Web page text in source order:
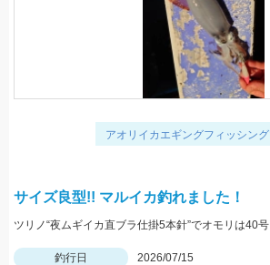
アオリイカエギングフィッシン
サイズ良型!! マルイカ釣れました！
釣行日
2026/07/15